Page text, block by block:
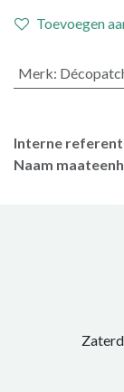
Toevoegen
Merk:
Interne
Naam